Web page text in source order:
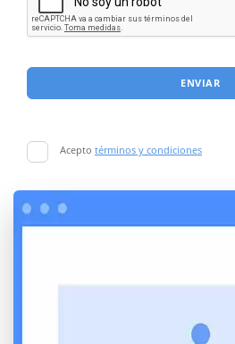
ENVIAR
Acepto términos y condiciones